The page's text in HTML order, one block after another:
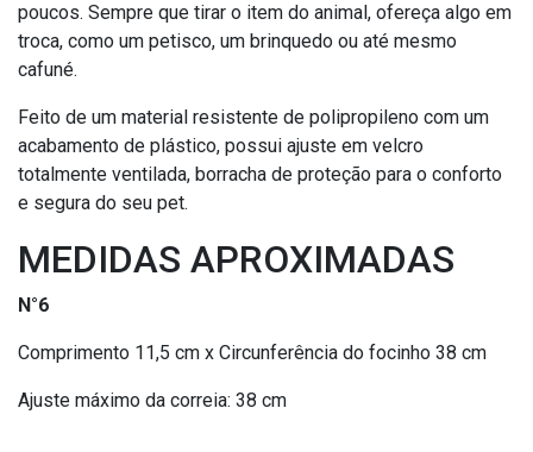
poucos. Sempre que tirar o item do animal, ofereça algo em
troca, como um petisco, um brinquedo ou até mesmo
cafuné.
Feito de um material resistente de polipropileno com um
acabamento de plástico, possui ajuste em velcro
totalmente ventilada, borracha de proteção para o conforto
e segura do seu pet.
MEDIDAS APROXIMADAS
N°6
Comprimento 11,5 cm x Circunferência do focinho 38 cm
Ajuste máximo da correia: 38 cm